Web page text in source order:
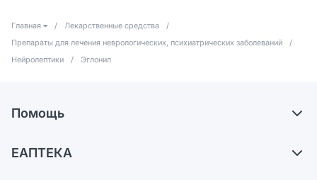
Главная / Лекарственные средства
/
Препараты для лечения неврологических, психиатрических заболеваний
/
Нейролептики
/ Эглонил
Помощь
Обмен и возврат
ЕАПТЕКА